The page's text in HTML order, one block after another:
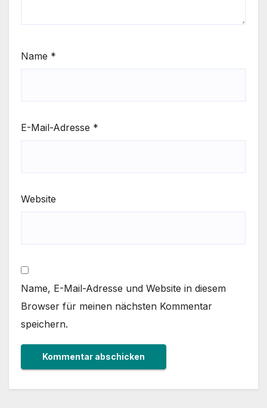
Name *
E-Mail-Adresse *
Website
Name, E-Mail-Adresse und Website in diesem
Browser für meinen nächsten Kommentar
speichern.